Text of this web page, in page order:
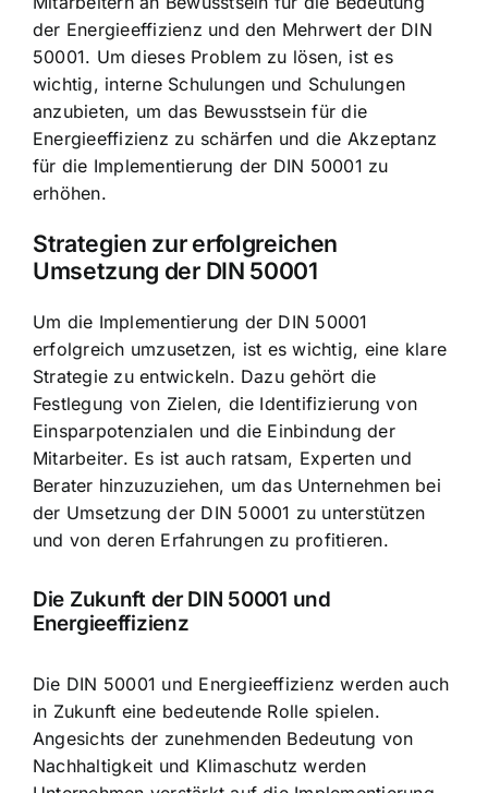
der Energieeffizienz und den Mehrwert der DIN
50001. Um dieses Problem zu lösen, ist es
wichtig, interne Schulungen und Schulungen
anzubieten, um das Bewusstsein für die
Energieeffizienz zu schärfen und die Akzeptanz
für die Implementierung der DIN 50001 zu
erhöhen.
Strategien zur erfolgreichen
Umsetzung der DIN 50001
Um die Implementierung der DIN 50001
erfolgreich umzusetzen, ist es wichtig, eine klare
Strategie zu entwickeln. Dazu gehört die
Festlegung von Zielen, die Identifizierung von
Einsparpotenzialen und die Einbindung der
Mitarbeiter. Es ist auch ratsam, Experten und
Berater hinzuzuziehen, um das Unternehmen bei
der Umsetzung der DIN 50001 zu unterstützen
und von deren Erfahrungen zu profitieren.
Die Zukunft der DIN 50001 und
Energieeffizienz
Die DIN 50001 und Energieeffizienz werden auch
in Zukunft eine bedeutende Rolle spielen.
Angesichts der zunehmenden Bedeutung von
Nachhaltigkeit und Klimaschutz werden